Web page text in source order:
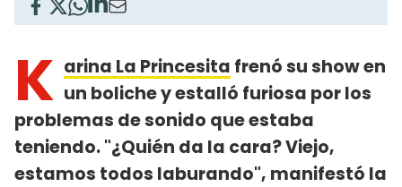
K arina La Princesita frenó su show en
un boliche y estalló furiosa por los
problemas de sonido que estaba
teniendo. "¿Quién da la cara? Viejo,
estamos todos laburando", manifestó la